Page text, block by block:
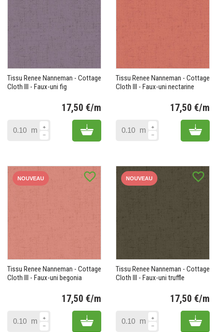
Tissu Renee Nanneman - Cottage
Cloth III - Faux-uni fig
17,50 €/m
m Add to cart
Tissu Renee Nanneman - Cottage
Cloth III - Faux-uni nectarine
17,50 €/m
m Add
favorite_border
NOUVEAU
Tissu Renee Nanneman - Cottage
Cloth III - Faux-uni begonia
17,50 €/m
m Add to cart
favorite_border
NOUVEAU
Tissu Renee Nanneman - Cottage
Cloth III - Faux-uni truffle
17,50 €/m
m Add